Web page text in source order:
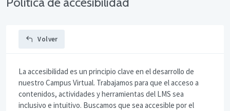
Volver
La accesibilidad es un principio clave en el desarrollo de
nuestro Campus Virtual. Trabajamos para que el acceso a
contenidos, actividades y herramientas del LMS sea
inclusivo e intuitivo. Buscamos que sea accesible por el